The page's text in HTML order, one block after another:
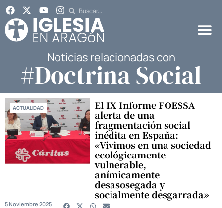
Noticias relacionadas con
#Doctrina Social
ACTUALIDAD El IX Informe FOESSA
alerta de una
fragmentación social
inédita en España:
«Vivimos en una sociedad
ecológicamente
vulnerable,
anímicamente
desasosegada y
socialmente desgarrada»
5 Noviembre 2025